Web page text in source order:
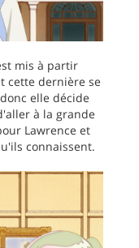
mis à partir
cette dernière se
elle décide
à la grande
Lawrence et
connaissent.